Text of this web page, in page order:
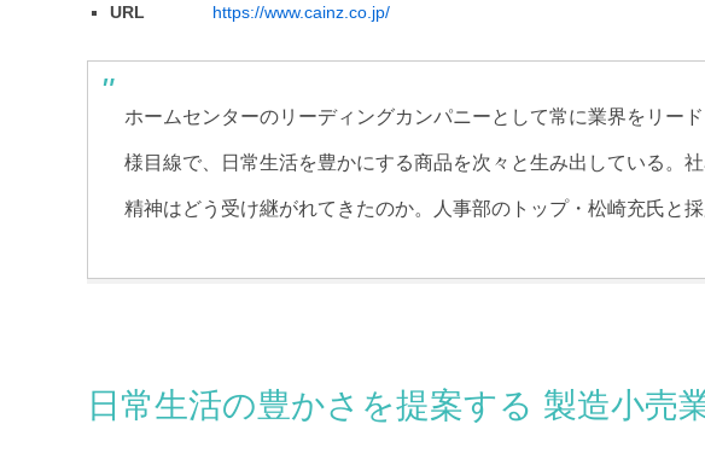
URL
https://www.cainz.co.jp/
ホームセンターのリーディングカンパニーとして常に業界をリー
様目線で、日常生活を豊かにする商品を次々と生み出している。
精神はどう受け継がれてきたのか。人事部のトップ・松崎充氏と
日常生活の豊かさを提案する 製造小売